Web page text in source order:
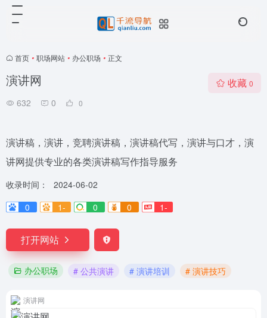
首页 • 职场网站 • 办公职场 • 正文
演讲网
632 0 0
收藏 0
演讲稿，演讲，竞聘演讲稿，演讲稿代写，演讲与口才，演
讲网提供专业的各类演讲稿写作指导服务
收录时间：
2024-06-02
0
1- 0 0 1-
打开网站
办公职场 # 公共演讲 # 演讲培训 # 演讲技巧
演讲网